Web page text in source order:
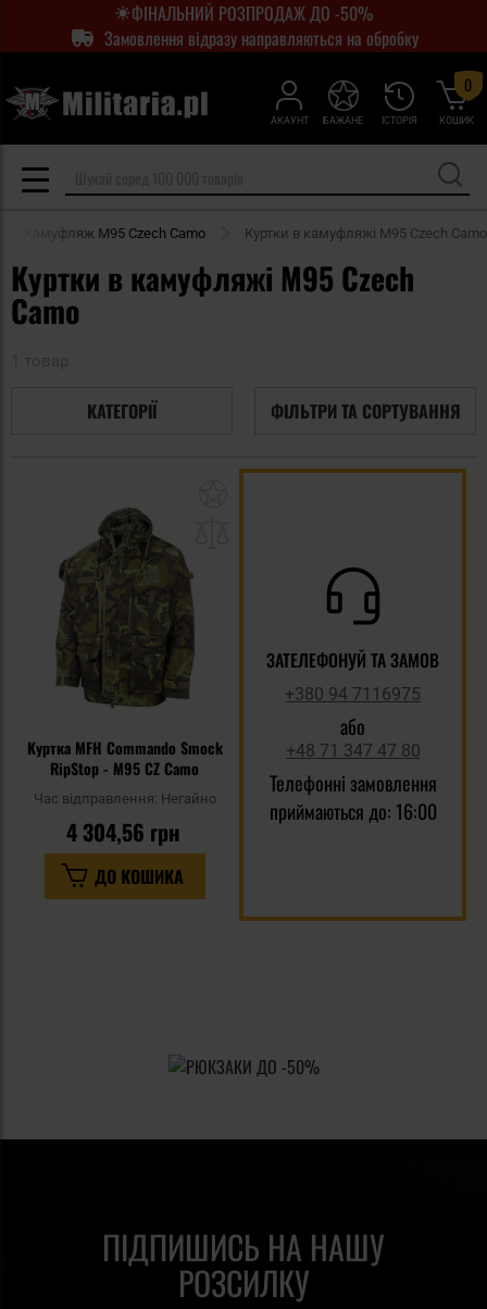
ФІНАЛЬНИЙ РОЗПРОДАЖ ДО -50%
Замовлення відразу направляються на обробку
АКАУНТ ІСТОРІЯ
БАЖАНЕ КОШИК
0
Камуфляж M95 Czech Camo Куртки в камуфляжі M95 Czech Camo
Куртки в камуфляжі M95 Czech
Camo
КАТЕГОРІЇ ФІЛЬТРИ ТА СОРТУВАННЯ
Куртка MFH Commando Smock
RipStop - M95 CZ Camo
Час відправлення: Негайно
4 304,56 грн
ДО КОШИКА
ЗАТЕЛЕФОНУЙ ТА ЗАМОВ
+380 94 7116975
або
+48 71 347 47 80
Телефонні замовлення
приймаються до: 16:00
ПІДПИШИСЬ НА НАШУ
РОЗСИЛКУ